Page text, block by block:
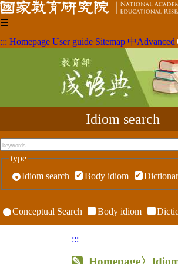
☰
::: Homepage User guide Sitemap 中Advanced
Idiom search
type
Idiom search
Body idiom
Conceptual Search Body idiom
:::
Homepage〉